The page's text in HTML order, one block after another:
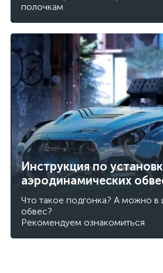
полочкам
Инструкция по
аэродинамических
Что такое подгонка? А можно в
обвес?
Рекомендуем ознакомиться